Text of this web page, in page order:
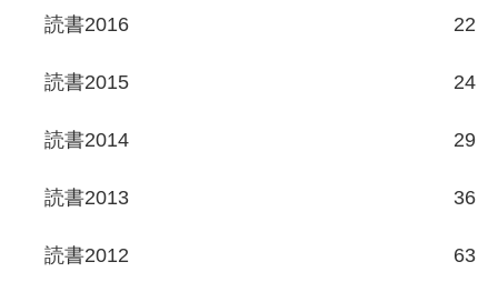
読書2016 22
読書2015 24
読書2014 29
読書2013 36
読書2012 63